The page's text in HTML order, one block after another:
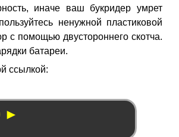
иначе ваш букридер умрет
ненужной пластиковой
с помощью двустороннего скотча.
батареи.
ссылкой:
►